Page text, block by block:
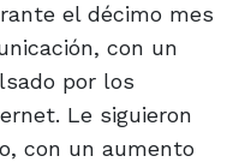
el décimo mes
con un
por los
Le siguieron
con un aumento